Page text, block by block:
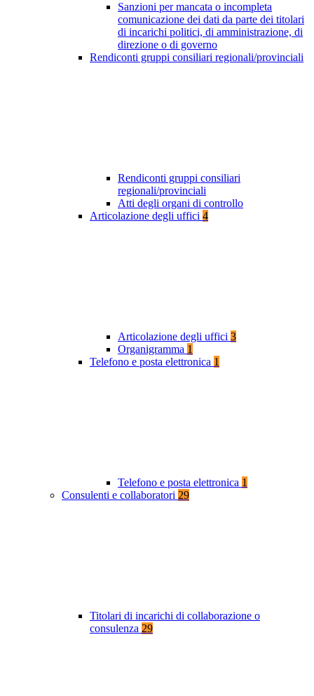
Sanzioni per mancata o incompleta
comunicazione dei dati da parte dei titolari
di incarichi politici, di amministrazione, di
direzione o di governo
Rendiconti gruppi consiliari regionali/provinciali
Rendiconti gruppi consiliari
regionali/provinciali
Atti degli organi di controllo
Articolazione degli uffici 4
Articolazione degli uffici 3
Organigramma 1
Telefono e posta elettronica 1
Telefono e posta elettronica 1
Consulenti e collaboratori 29
Titolari di incarichi di collaborazione o
consulenza 29